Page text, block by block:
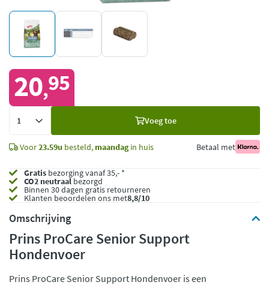
20,95
Voeg toe
Voor23.59u besteld, maandagin huis Betaal met
Gratis bezorging vanaf 35,- *
CO2 neutraalbezorgd
Binnen 30 dagen gratis retourneren
Klanten beoordelen ons met8,8/10
Omschrijving
Prins ProCare Senior Support
Hondenvoer
Prins ProCare Senior Support Hondenvoer is een